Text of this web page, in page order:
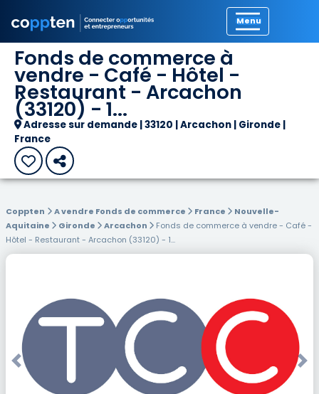
Fonds de commerce à
vendre - Café - Hôtel -
Restaurant - Arcachon
(33120) - 1...
Adresse sur demande | 33120 | Arcachon | Gironde |
France
Coppten A vendre Fonds de commerce France
Nouvelle-
Aquitaine
Gironde Arcachon
Fonds de commerce à vendre - Café -
Hôtel - Restaurant - Arcachon (33120) - 1...
Previous